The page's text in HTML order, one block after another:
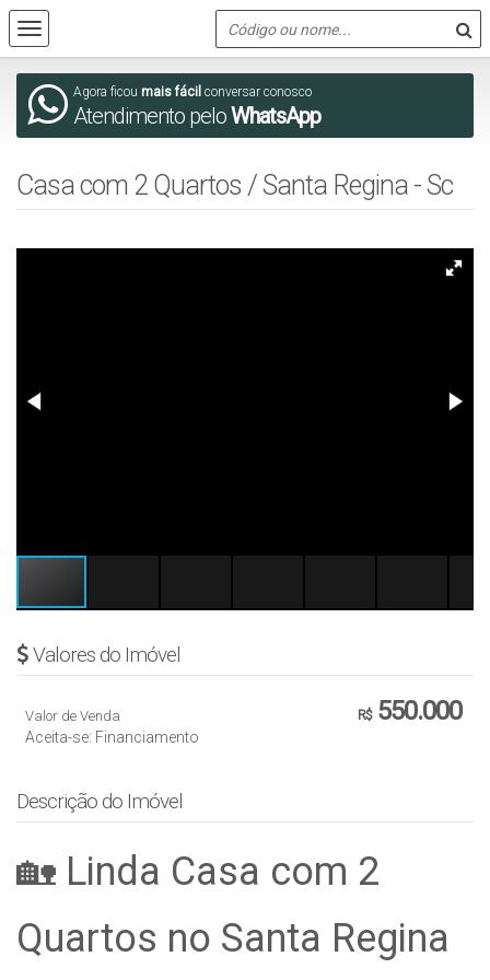
Agora ficou mais fácil conversar conosco
Atendimento peloWhatsApp
Casa com 2 Quartos / Santa Regina - Sc
Valores do Imóvel
R$550.000
Valor de Venda
Aceita-se: Financiamento
Descrição do Imóvel
🏡 Linda Casa com 2
Quartos no Santa Regina